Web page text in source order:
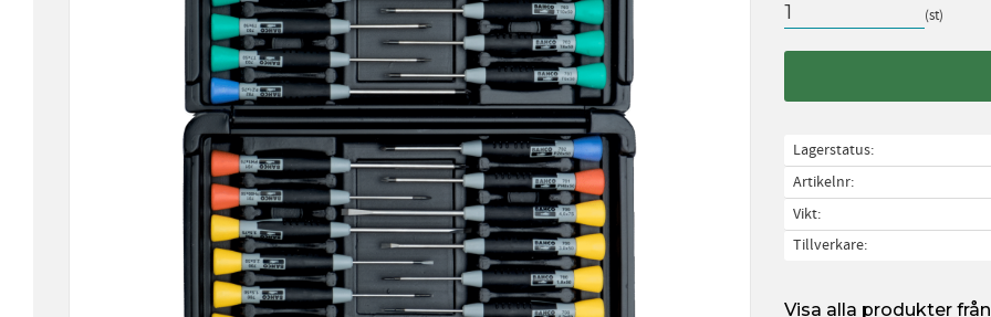
st
Lagerstatus
Artikelnr
Vikt
Tillverkare
Visa alla produkter